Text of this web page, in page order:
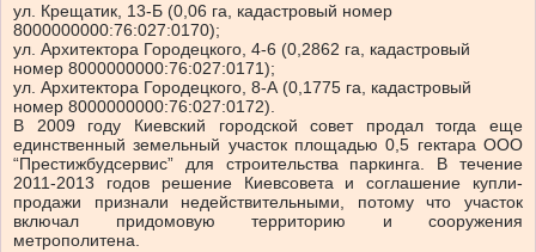
ул. Крещатик, 13-Б (0,06 га, кадастровый номер
8000000000:76:027:0170);
ул. Архитектора Городецкого, 4-6 (0,2862 га, кадастровый
номер 8000000000:76:027:0171);
ул. Архитектора Городецкого, 8-А (0,1775 га, кадастровый
номер 8000000000:76:027:0172).
В 2009 году Киевский городской совет продал тогда еще
единственный земельный участок площадью 0,5 гектара ООО
“Престижбудсервис” для строительства паркинга. В течение
2011-2013 годов решение Киевсовета и соглашение купли-
продажи признали недействительными, потому что участок
включал придомовую территорию и сооружения
метрополитена.